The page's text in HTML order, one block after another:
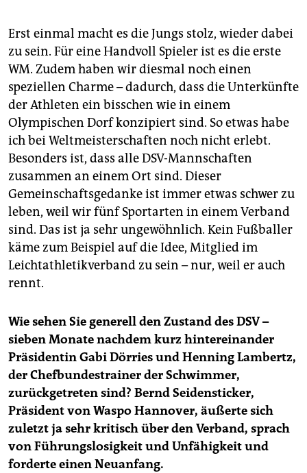
Erst einmal macht es die Jungs stolz, wieder dabei
zu sein. Für eine Handvoll Spieler ist es die erste
WM. Zudem haben wir diesmal noch einen
speziellen Charme – dadurch, dass die Unterkünfte
der Athleten ein bisschen wie in einem
Olympischen Dorf konzipiert sind. So etwas habe
ich bei Weltmeisterschaften noch nicht erlebt.
Besonders ist, dass alle DSV-Mannschaften
zusammen an einem Ort sind. Dieser
Gemeinschaftsgedanke ist immer etwas schwer zu
leben, weil wir fünf Sportarten in einem Verband
sind. Das ist ja sehr ungewöhnlich. Kein Fußballer
käme zum Beispiel auf die Idee, Mitglied im
Leichtathletikverband zu sein – nur, weil er auch
rennt.
Wie sehen Sie generell den Zustand des DSV –
sieben Monate nachdem kurz hintereinander
Präsidentin Gabi Dörries und Henning Lambertz,
der Chefbundestrainer der Schwimmer,
zurückgetreten sind? Bernd Seidensticker,
Präsident von Waspo Hannover, äußerte sich
zuletzt ja sehr kritisch über den Verband, sprach
von Führungslosigkeit und Unfähigkeit und
forderte einen Neuanfang.